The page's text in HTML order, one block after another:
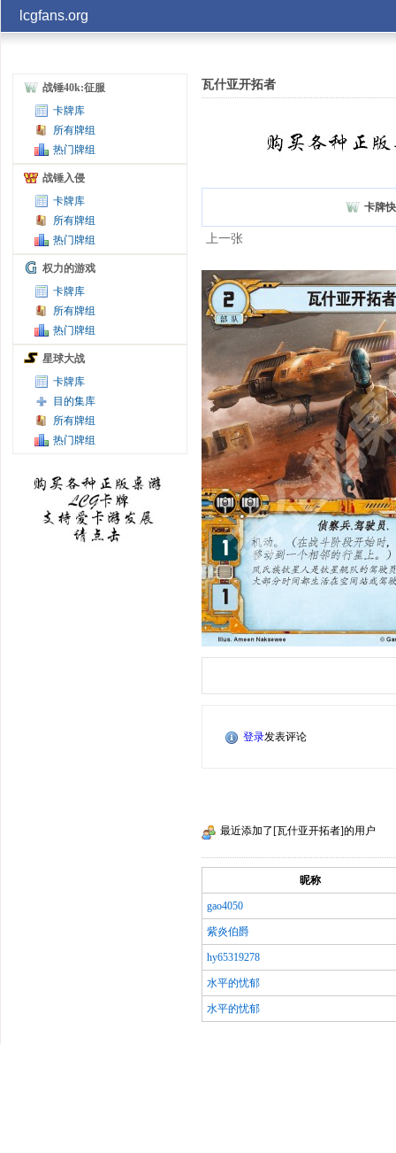
lcgfans.org
战锤40k:征服
卡牌库
所有牌组
热门牌组
战锤入侵
卡牌库
所有牌组
热门牌组
权力的游戏
卡牌库
所有牌组
热门牌组
星球大战
卡牌库
目的集库
所有牌组
热门牌组
瓦什亚开拓者
卡牌
上一张
登录发表评论
最近添加了[瓦什亚开拓者]的用户
昵称
gao4050
紫炎伯爵
hy65319278
水平的忧郁
水平的忧郁